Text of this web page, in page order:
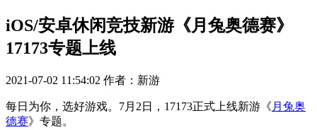
iOS/安卓休闲竞技新游《月兔奥德赛》
17173专题上线
2021-07-02 11:54:02 作者：新游
每日为你，选好游戏。7月2日，17173正式上线新游《 月兔奥
德赛》专题。